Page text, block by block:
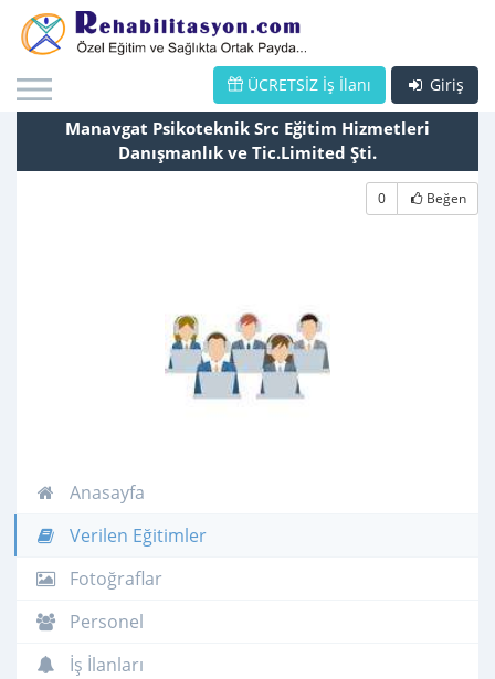
Giriş
ÜCRETSİZ İş İlanı
Manavgat Psikoteknik Src Eğitim Hizmetleri
Danışmanlık ve Tic.Limited Şti.
0 Beğen
Anasayfa
Verilen Eğitimler
Fotoğraflar
Personel
İş İlanları